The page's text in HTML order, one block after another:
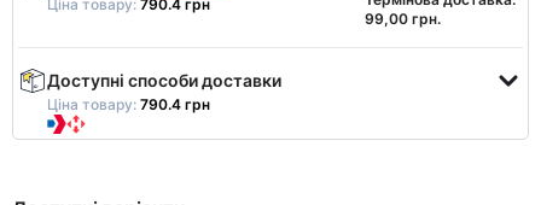
Ціна товару: 790.4 грн
99,00 грн.
Доступні способи доставки
Ціна товару: 790.4 грн